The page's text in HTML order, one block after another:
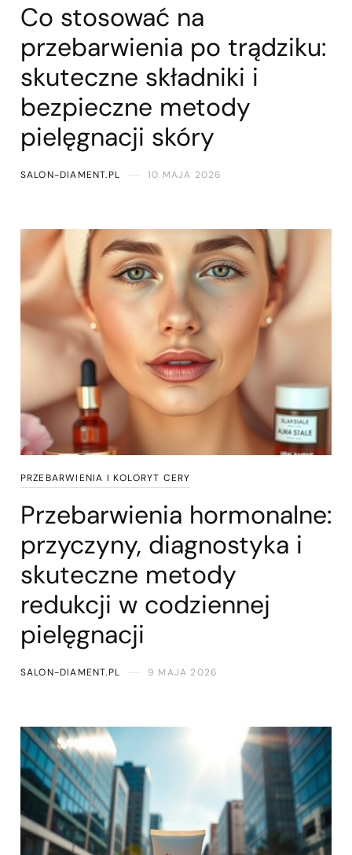
Co stosować na
przebarwienia po trądziku:
skuteczne składniki i
bezpieczne metody
pielęgnacji skóry
SALON-DIAMENT.PL 10 MAJA 2026
PRZEBARWIENIA I KOLORYT CERY
Przebarwienia hormonalne:
przyczyny, diagnostyka i
skuteczne metody
redukcji w codziennej
pielęgnacji
SALON-DIAMENT.PL 9 MAJA 2026